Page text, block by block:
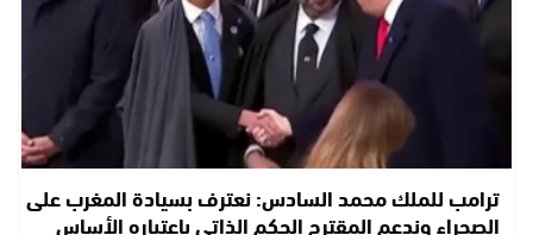
ترامب للملك محمد السادس: نعترف بسيادة المغرب على
الصحراء وندعم المقترح الحكم الذاتي باعتباره الأساس